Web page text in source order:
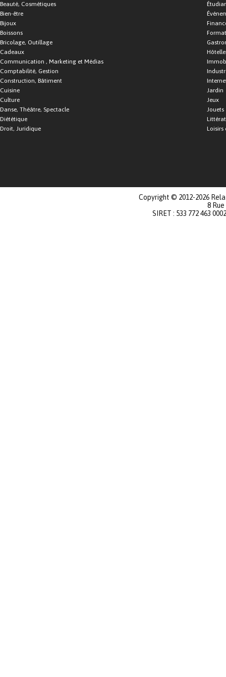
Beauté, Cosmétiques
Bien-être
Bijoux
Boissons
Bricolage, Outillage
Cadeaux
Communication , Marketing et Médias
Comptabilité, Gestion
Construction, Bâtiment
Cuisine
Culture
Danse, Théâtre, Spectacle
Diététique
Droit, Juridique
Jardin
Jeux
Jouets
Loisirs
Copyright © 2012-2026
8
SIRET : 533 772 463